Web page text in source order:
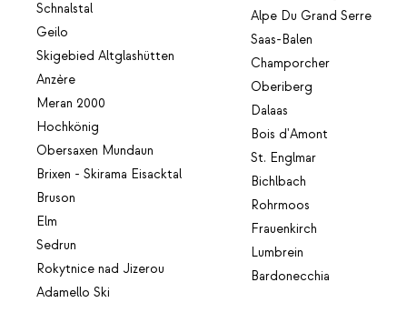
Schnalstal
Geilo
Skigebied Altglashütten
Anzère
Meran 2000
Hochkönig
Obersaxen Mundaun
Brixen - Skirama Eisacktal
Bruson
Elm
Sedrun
Rokytnice nad Jizerou
Adamello Ski
Alpe Du Grand Serre
Saas-Balen
Champorcher
Oberiberg
Dalaas
Bois d'Amont
St. Englmar
Bichlbach
Rohrmoos
Frauenkirch
Lumbrein
Bardonecchia